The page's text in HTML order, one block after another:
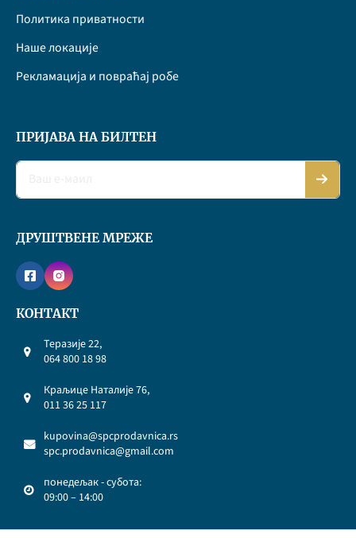
Политика приватности
Наше локације
Рекламација и повраћај робе
ПРИЈАВА НА БИЛТЕН
ДРУШТВЕНЕ МРЕЖЕ
КОНТАКТ
Теразије 22,
064 800 18 98
Краљице Наталије 76,
011 36 25 117
kupovina@spcprodavnica.rs
spc.prodavnica@gmail.com
понедељак - субота:
09:00 – 14:00